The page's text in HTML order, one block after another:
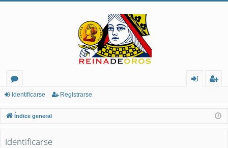
or
os
nt
ifi
ist
ra
Identificarse Registrarse
Índice general
Identificarse